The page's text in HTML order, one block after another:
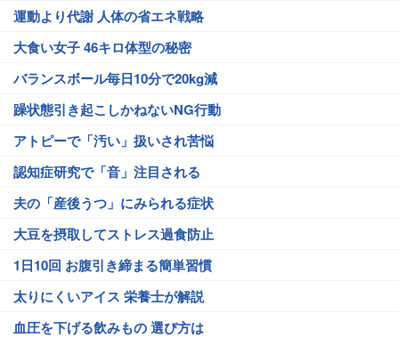
運動より代謝 人体の省エネ戦略
大食い女子 46キロ体型の秘密
バランスボール毎日10分で20kg減
躁状態引き起こしかねないNG行動
アトピーで「汚い」扱いされ苦悩
認知症研究で「音」注目される
夫の「産後うつ」にみられる症状
大豆を摂取してストレス過食防止
1日10回 お腹引き締まる簡単習慣
太りにくいアイス 栄養士が解説
血圧を下げる飲みもの 選び方は